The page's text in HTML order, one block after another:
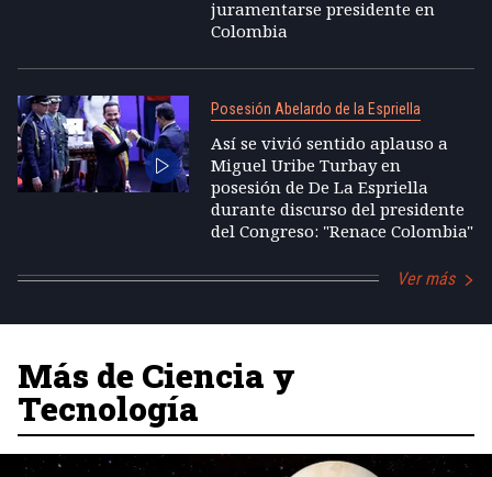
juramentarse presidente en
Colombia
Posesión Abelardo de la Espriella
Así se vivió sentido aplauso a
Miguel Uribe Turbay en
posesión de De La Espriella
durante discurso del presidente
del Congreso: "Renace Colombia"
Ver más
Más de Ciencia y
Tecnología